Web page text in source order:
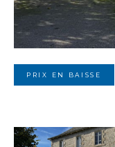
PRIX EN BAISSE